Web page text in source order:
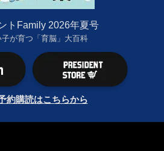
トFamily 2026年夏号
が育つ「育脳」大百科
約購読はこちらから